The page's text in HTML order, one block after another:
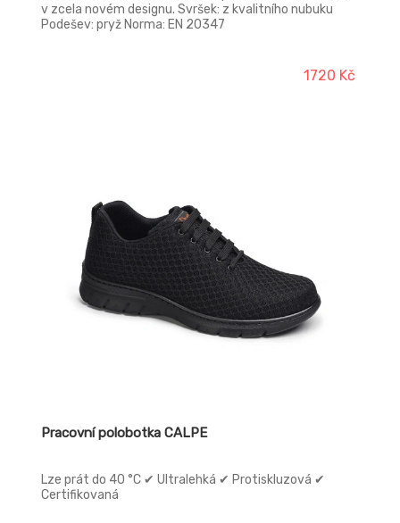
v zcela novém designu. Svršek: z kvalitního nubuku
Podešev: pryž Norma: EN 20347
1720 Kč
Pracovní polobotka CALPE
Lze prát do 40 °C ✔ Ultralehká ✔ Protiskluzová ✔
Certifikovaná